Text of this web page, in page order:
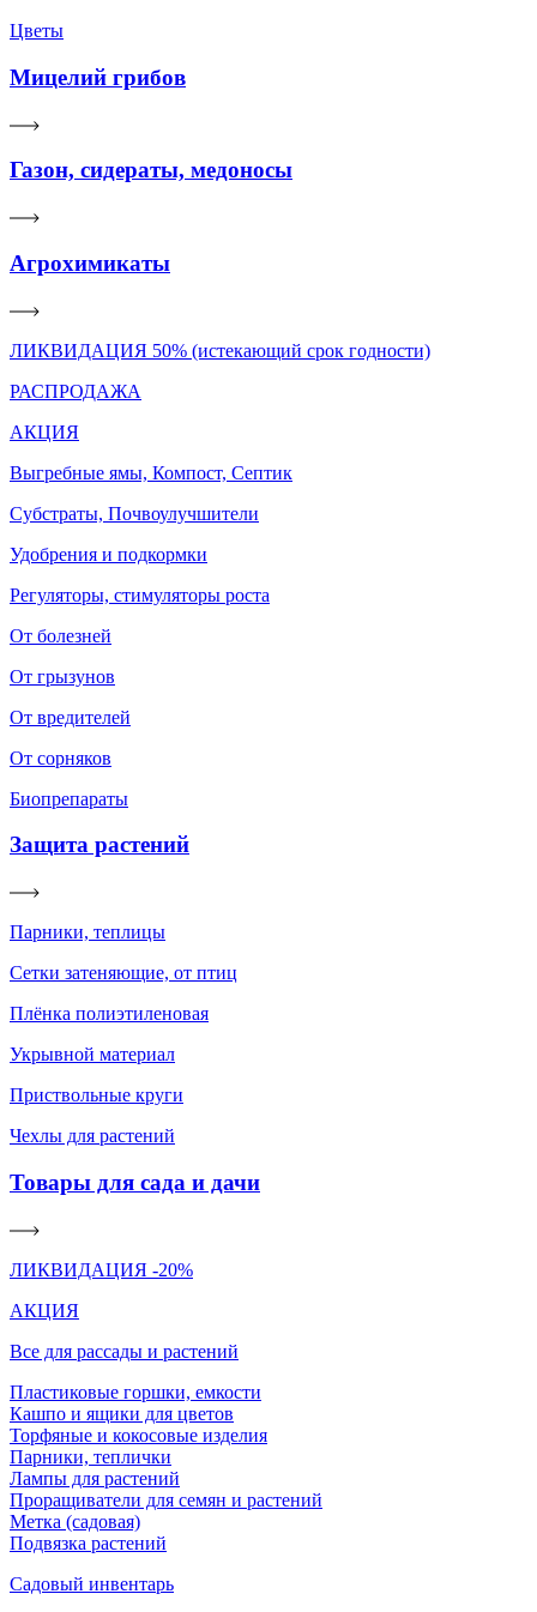
Цветы
Мицелий грибов
Газон, сидераты, медоносы
Агрохимикаты
ЛИКВИДАЦИЯ 50% (истекающий срок годности)
РАСПРОДАЖА
АКЦИЯ
Выгребные ямы, Компост, Септик
Субстраты, Почвоулучшители
Удобрения и подкормки
Регуляторы, стимуляторы роста
От болезней
От грызунов
От вредителей
От сорняков
Биопрепараты
Защита растений
Парники, теплицы
Сетки затеняющие, от птиц
Плёнка полиэтиленовая
Укрывной материал
Приствольные круги
Чехлы для растений
Товары для сада и дачи
ЛИКВИДАЦИЯ -20%
АКЦИЯ
Все для рассады и растений
Пластиковые горшки, емкости
Кашпо и ящики для цветов
Торфяные и кокосовые изделия
Парники, теплички
Лампы для растений
Проращиватели для семян и растений
Метка (садовая)
Подвязка растений
Садовый инвентарь